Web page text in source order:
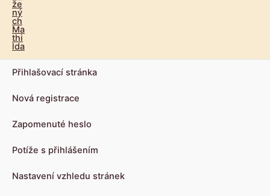
Přihlašovací stránka
Nová registrace
Zapomenuté heslo
Potíže s přihlášením
Nastavení vzhledu stránek